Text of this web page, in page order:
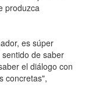
produzca
es súper
de saber
el diálogo con
concretas",